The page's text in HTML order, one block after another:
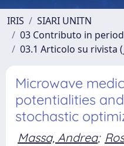
IRIS
SIARI UNITN
03 Contributo in
03.1 Articolo su rivista
Microwave
potentialities
stochastic
Massa, Andrea;